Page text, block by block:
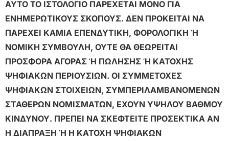
ΑΥΤΟ ΤΟ ΙΣΤΟΛΟΓΙΟ ΠΑΡΕΧΕΤΑΙ ΜΟΝΟ ΓΙΑ
ΕΝΗΜΕΡΩΤΙΚΟΥΣ ΣΚΟΠΟΥΣ. ΔΕΝ ΠΡΟΚΕΙΤΑΙ ΝΑ
ΠΑΡΕΧΕΙ ΚΑΜΙΑ ΕΠΕΝΔΥΤΙΚΗ, ΦΟΡΟΛΟΓΙΚΗ Ή
ΝΟΜΙΚΗ ΣΥΜΒΟΥΛΗ, ΟΥΤΕ ΘΑ ΘΕΩΡΕΙΤΑΙ
ΠΡΟΣΦΟΡΑ ΑΓΟΡΑΣ Ή ΠΩΛΗΣΗΣ Ή ΚΑΤΟΧΗΣ
ΨΗΦΙΑΚΩΝ ΠΕΡΙΟΥΣΙΩΝ. ΟΙ ΣΥΜΜΕΤΟΧΕΣ
ΨΗΦΙΑΚΩΝ ΣΤΟΙΧΕΙΩΝ, ΣΥΜΠΕΡΙΛΑΜΒΑΝΟΜΕΝΩΝ
ΣΤΑΘΕΡΩΝ ΝΟΜΙΣΜΑΤΩΝ, ΕΧΟΥΝ ΥΨΗΛΟΥ ΒΑΘΜΟΥ
ΚΙΝΔΥΝΟΥ. ΠΡΕΠΕΙ ΝΑ ΣΚΕΦΤΕΙΤΕ ΠΡΟΣΕΚΤΙΚΑ ΑΝ
Η ΔΙΑΠΡΑΞΗ Ή Η ΚΑΤΟΧΗ ΨΗΦΙΑΚΩΝ